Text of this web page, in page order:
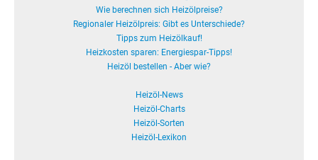
Wie berechnen sich Heizölpreise?
Regionaler Heizölpreis: Gibt es Unterschiede?
Tipps zum Heizölkauf!
Heizkosten sparen: Energiespar-Tipps!
Heizöl bestellen - Aber wie?
Heizöl-News
Heizöl-Charts
Heizöl-Sorten
Heizöl-Lexikon